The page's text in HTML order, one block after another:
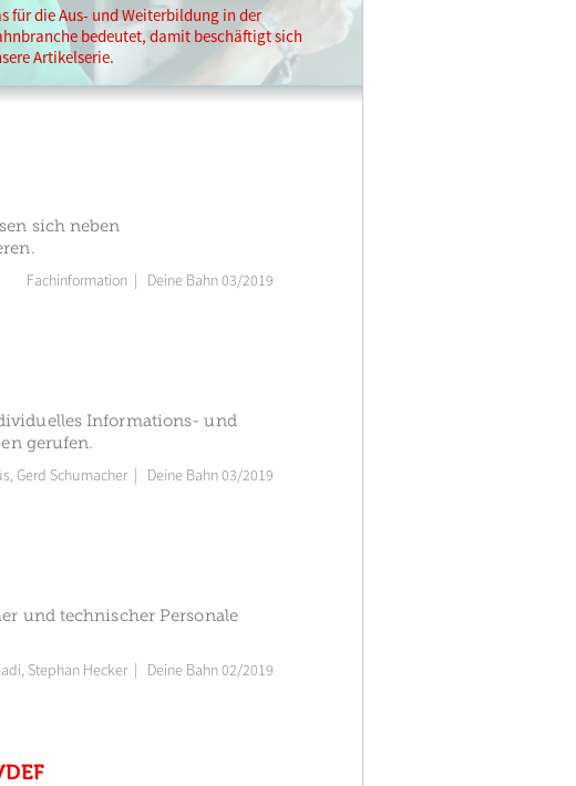
für die Aus- und Weiterbildung in der
bedeutet, damit beschäftigt sich
Artikelserie.
sich neben
Fachinformation Deine Bahn 03/2019
Informations- und
gerufen.
,Gerd Schumacher| Deine Bahn 03/2019
und technischer Personale
, Stephan Hecker| Deine Bahn 02/2019